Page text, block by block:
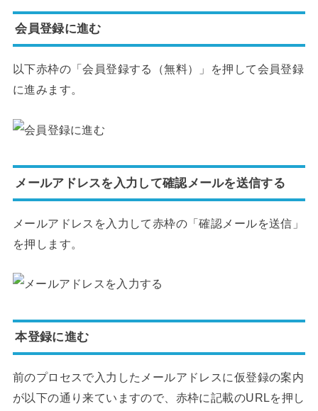
会員登録に進む
以下赤枠の「会員登録する（無料）」を押して会員登録
に進みます。
メールアドレスを入力して確認メールを送信する
メールアドレスを入力して赤枠の「確認メールを送信」
を押します。
本登録に進む
前のプロセスで入力したメールアドレスに仮登録の案内
が以下の通り来ていますので、赤枠に記載のURLを押し